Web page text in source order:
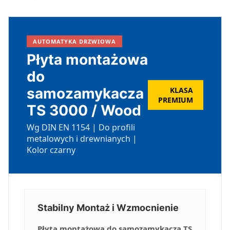
AUTOMATYKA DRZWIOWA
Płyta montażowa
do
samozamykacza
TS 3000 / Wood
Wg DIN EN 1154 | Do profili
metalowych i drewnianych |
Kolor czarny
KLASA
PREMIUM
Stabilny Montaż i Wzmocnienie